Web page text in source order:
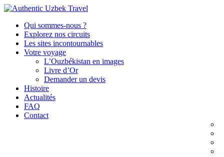
Qui sommes-nous ?
Explorez nos circuits
Les sites incontournables
Votre voyage
L’Ouzbékistan en images
Livre d’Or
Demander un devis
Histoire
Actualités
FAQ
Contact